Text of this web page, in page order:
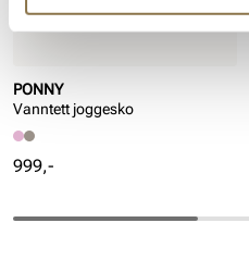
PONNY
Vanntett joggesko
Pris
999,-